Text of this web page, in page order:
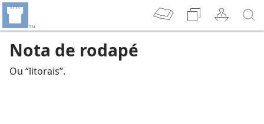
Nota de rodapé
Ou “litorais”.